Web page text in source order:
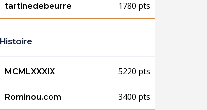
tartinedebeurre 1780 pts
Histoire
MCMLXXXIX 5220 pts
Rominou.com 3400 pts